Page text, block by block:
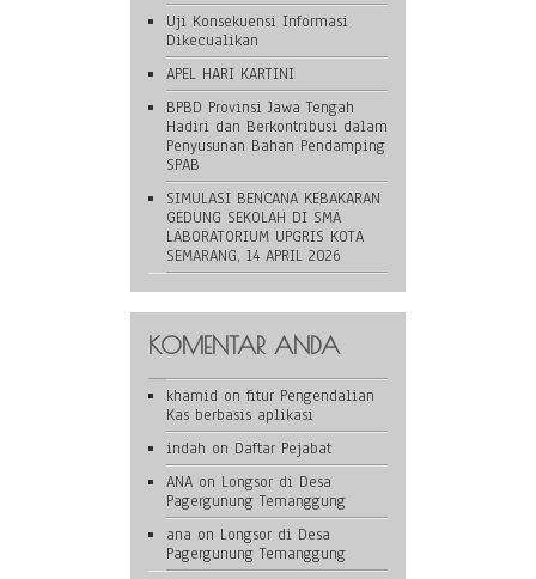
Uji Konsekuensi Informasi
Dikecualikan
APEL HARI KARTINI
BPBD Provinsi Jawa Tengah
Hadiri dan Berkontribusi dalam
Penyusunan Bahan Pendamping
SPAB
SIMULASI BENCANA KEBAKARAN
GEDUNG SEKOLAH DI SMA
LABORATORIUM UPGRIS KOTA
SEMARANG, 14 APRIL 2026
KOMENTAR ANDA
khamid on fitur Pengendalian
Kas berbasis aplikasi
indah on Daftar Pejabat
ANA on Longsor di Desa
Pagergunung Temanggung
ana on Longsor di Desa
Pagergunung Temanggung